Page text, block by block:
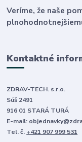
Veríme, že naše
Kontaktné
ZDRAV-TECH. s.r.o.
Súš 2491
916 01 STARÁ TURÁ
E-mail:
Tel. č. +421 907 999 531